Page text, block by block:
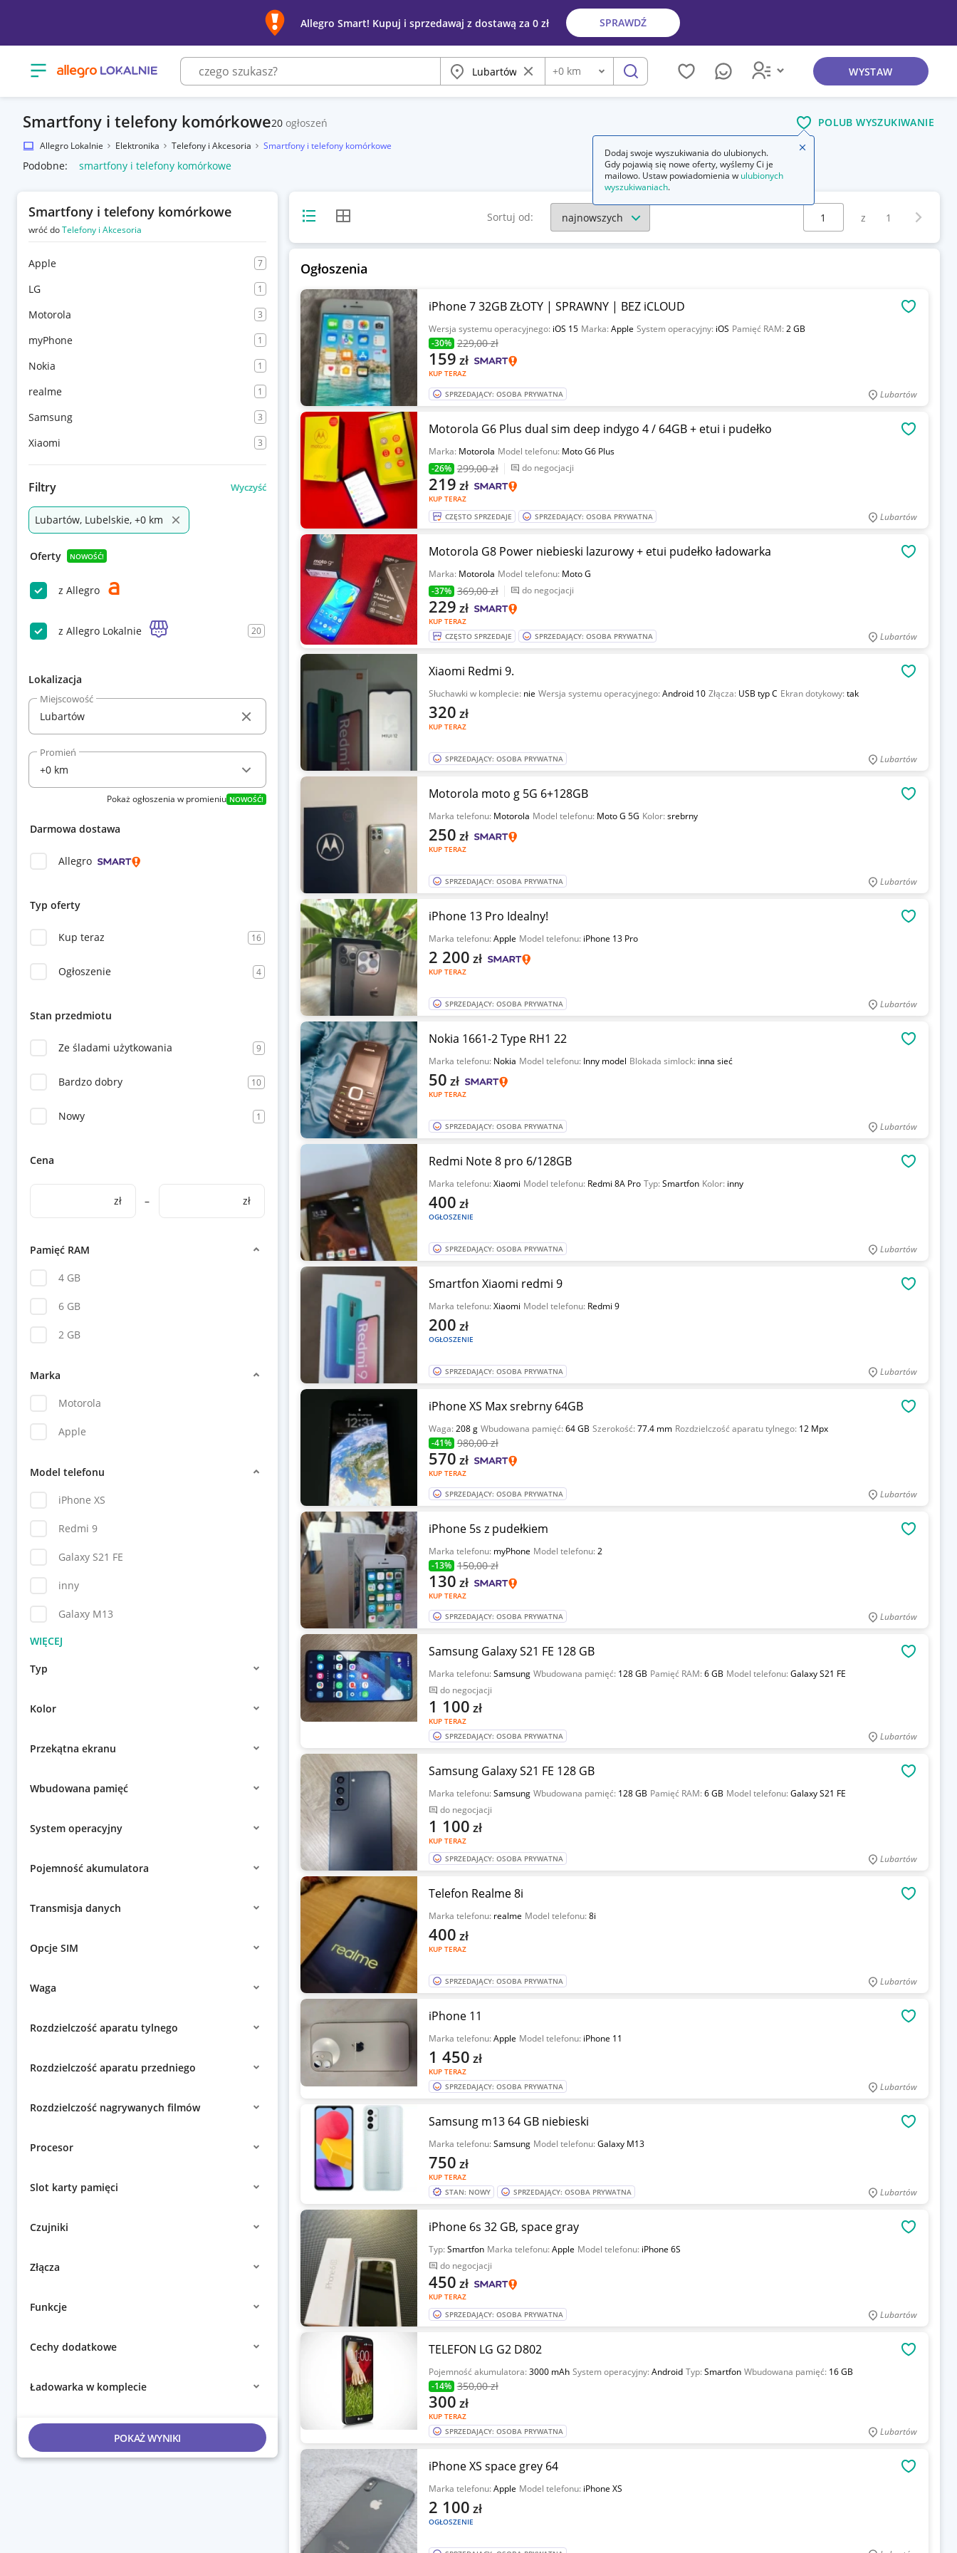
Allegro Smart! Kupuj i sprzedawaj z dostawą za 0 zł SPRAWDŹ
Otwórz menu z kategoriami Miasto Wyczyść frazę
Odległość
+0 km szukaj WYSTAW
Smartfony i telefony komórkowe20 ogłoszeń POLUB WYSZUKIWANIE
Allegro Lokalnie Elektronika Telefony i Akcesoria Smartfony i telefony komórkowe
Podobne: smartfony i telefony komórkowe
Smartfony i telefony komórkowe
wróć doTelefony i Akcesoria
Apple 7
LG 1
Motorola 3
myPhone 1
Nokia 1
realme 1
Samsung 3
Xiaomi 3
Filtry Wyczyść
Lubartów, Lubelskie, +0 km
Oferty NOWOŚĆ!
z Allegro
z Allegro Lokalnie 20
Lokalizacja
Miejscowość
Promień
Pokaż ogłoszenia w promieniu NOWOŚĆ!
Darmowa dostawa
Allegro
Typ oferty
Kup teraz 16
Ogłoszenie 4
Stan przedmiotu
Ze śladami użytkowania 9
Bardzo dobry 10
Nowy 1
Cena
zł – zł
Pamięć RAM
4 GB
6 GB
2 GB
Marka
Motorola
Apple
Model telefonu
iPhone XS
Redmi 9
Galaxy S21 FE
inny
Galaxy M13
Typ
Kolor
Przekątna ekranu
Wbudowana pamięć
System operacyjny
Pojemność akumulatora
Transmisja danych
Opcje SIM
Waga
Rozdzielczość aparatu tylnego
Rozdzielczość aparatu przedniego
Rozdzielczość nagrywanych filmów
Procesor
Slot karty pamięci
Czujniki
Złącza
Funkcje
Cechy dodatkowe
Ładowarka w komplecie
POKAŻ WYNIKI
Widok listyWidok siatki Sortuj od:
Wybierz stronę:
z 1
Ogłoszenia
iPhone 7 32GB ZŁOTY | SPRAWNY | BEZ iCLOUD
Wersja systemu operacyjnego: iOS 15 Marka:Apple System operacyjny: iOS Pamięć RAM:2 GB
-30% 229,00 zł
KUP TERAZ
159 zł
SPRZEDAJĄCY: OSOBA PRYWATNA Lubartów
Motorola G6 Plus dual sim deep indygo 4 / 64GB + etui i pudełko
Marka: Motorola Model telefonu: Moto G6 Plus
-26% 299,00 zł do negocjacji
KUP TERAZ
219 zł
CZĘSTO SPRZEDAJE SPRZEDAJĄCY: OSOBA PRYWATNA Lubartów
Motorola G8 Power niebieski lazurowy + etui pudełko ładowarka
Marka: Motorola Model telefonu: Moto G
-37% 369,00 zł do negocjacji
KUP TERAZ
229 zł
CZĘSTO SPRZEDAJE SPRZEDAJĄCY: OSOBA PRYWATNA Lubartów
Xiaomi Redmi 9.
Słuchawki w komplecie: nie Wersja systemu operacyjnego:Android 10 Złącza: USB typ C Ekran dotykowy:tak
KUP TERAZ
320 zł
SPRZEDAJĄCY: OSOBA PRYWATNA Lubartów
Motorola moto g 5G 6+128GB
Marka telefonu: Motorola Model telefonu: Moto G 5G Kolor:srebrny
KUP TERAZ
250 zł
SPRZEDAJĄCY: OSOBA PRYWATNA Lubartów
iPhone 13 Pro Idealny!
Marka telefonu:Apple Model telefonu: iPhone 13 Pro
KUP TERAZ
2 200 zł
SPRZEDAJĄCY: OSOBA PRYWATNA Lubartów
Nokia 1661-2 Type RH1 22
Marka telefonu: Nokia Model telefonu: Inny model Blokada simlock: inna sieć
KUP TERAZ
50 zł
SPRZEDAJĄCY: OSOBA PRYWATNA Lubartów
Redmi Note 8 pro 6/128GB
Marka telefonu:Xiaomi Model telefonu: Redmi 8A Pro Typ:Smartfon Kolor: inny
OGŁOSZENIE
400 zł
SPRZEDAJĄCY: OSOBA PRYWATNA Lubartów
Smartfon Xiaomi redmi 9
Marka telefonu:Xiaomi Model telefonu: Redmi 9
OGŁOSZENIE
200 zł
SPRZEDAJĄCY: OSOBA PRYWATNA Lubartów
iPhone XS Max srebrny 64GB
Waga:208 g Wbudowana pamięć:64 GB Szerokość:77.4 mm Rozdzielczość aparatu tylnego: 12 Mpx
-41% 980,00 zł
KUP TERAZ
570 zł
SPRZEDAJĄCY: OSOBA PRYWATNA Lubartów
iPhone 5s z pudełkiem
Marka telefonu: myPhone Model telefonu:2
-13% 150,00 zł
KUP TERAZ
130 zł
SPRZEDAJĄCY: OSOBA PRYWATNA Lubartów
Samsung Galaxy S21 FE 128 GB
Marka telefonu:Samsung Wbudowana pamięć: 128 GB Pamięć RAM:6 GB Model telefonu:Galaxy S21 FE
do negocjacji
KUP TERAZ
1 100 zł
SPRZEDAJĄCY: OSOBA PRYWATNA Lubartów
Samsung Galaxy S21 FE 128 GB
Marka telefonu:Samsung Wbudowana pamięć: 128 GB Pamięć RAM:6 GB Model telefonu:Galaxy S21 FE
do negocjacji
KUP TERAZ
1 100 zł
SPRZEDAJĄCY: OSOBA PRYWATNA Lubartów
Telefon Realme 8i
Marka telefonu: realme Model telefonu:8i
KUP TERAZ
400 zł
SPRZEDAJĄCY: OSOBA PRYWATNA Lubartów
iPhone 11
Marka telefonu:Apple Model telefonu: iPhone 11
KUP TERAZ
1 450 zł
SPRZEDAJĄCY: OSOBA PRYWATNA Lubartów
Samsung m13 64 GB niebieski
Marka telefonu:Samsung Model telefonu:Galaxy M13
KUP TERAZ
750 zł
STAN: NOWY SPRZEDAJĄCY: OSOBA PRYWATNA Lubartów
iPhone 6s 32 GB, space gray
Typ:Smartfon Marka telefonu:Apple Model telefonu: iPhone 6S
do negocjacji
KUP TERAZ
450 zł
SPRZEDAJĄCY: OSOBA PRYWATNA Lubartów
TELEFON LG G2 D802
Pojemność akumulatora:3000 mAh System operacyjny:Android Typ:Smartfon Wbudowana pamięć: 16 GB
-14% 350,00 zł
KUP TERAZ
300 zł
SPRZEDAJĄCY: OSOBA PRYWATNA Lubartów
iPhone XS space grey 64
Marka telefonu:Apple Model telefonu: iPhone XS
OGŁOSZENIE
2 100 zł
Dodaj swoje wyszukiwania do ulubionych.
Gdy pojawią się nowe oferty, wyślemy Ci je
mailowo. Ustaw powiadomienia w ulubionych
wyszukiwaniach.
Zamknij wskazówkę